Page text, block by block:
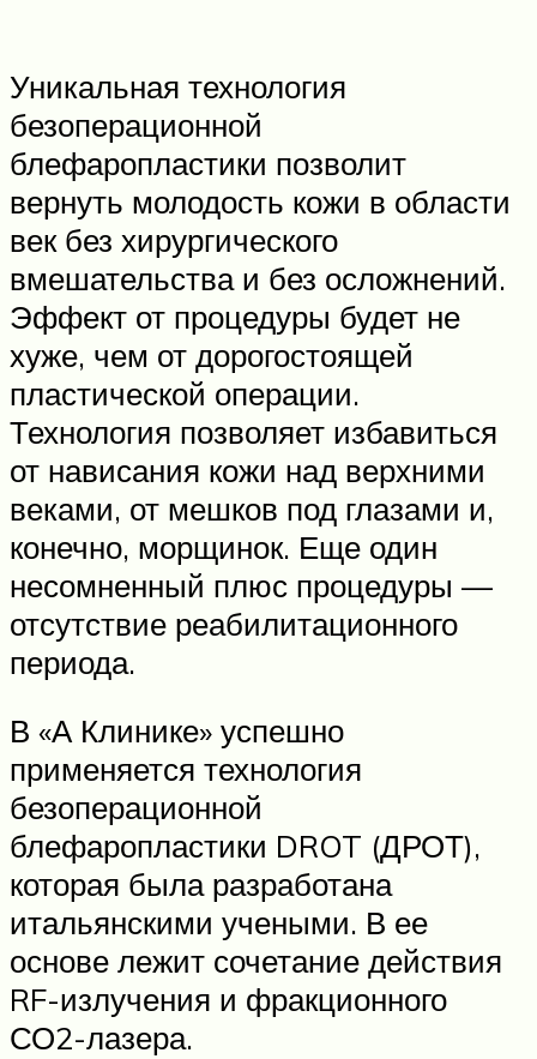
Уникальная технология
безоперационной
блефаропластики позволит
вернуть молодость кожи в области
век без хирургического
вмешательства и без осложнений.
Эффект от процедуры будет не
хуже, чем от дорогостоящей
пластической операции.
Технология позволяет избавиться
от нависания кожи над верхними
веками, от мешков под глазами и,
конечно, морщинок. Еще один
несомненный плюс процедуры —
отсутствие реабилитационного
периода.
В «А Клинике» успешно
применяется технология
безоперационной
блефаропластики DROT (ДРОТ),
которая была разработана
итальянскими учеными. В ее
основе лежит сочетание действия
RF-излучения и фракционного
СО2-лазера.